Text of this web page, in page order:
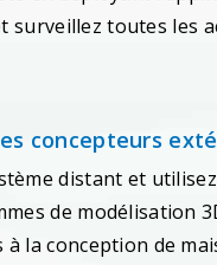
toutes les
concepteurs
distant et
de modélisation
la conception de